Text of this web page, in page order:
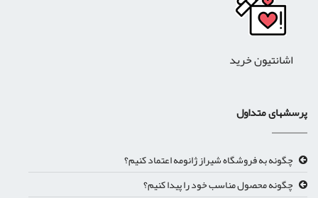
اشانتیون خرید
پرسشهای متداول
چگونه به فروشگاه شیراز ژانومه اعتماد کنیم؟
چگونه محصول مناسب خود را پیدا کنیم؟